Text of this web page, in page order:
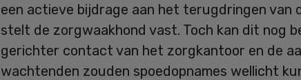
een actieve bijdrage aan het terugdringen van
stelt de zorgwaakhond vast. Toch kan dit nog
gerichter contact van het zorgkantoor en de
wachtenden zouden spoedopnames wellicht